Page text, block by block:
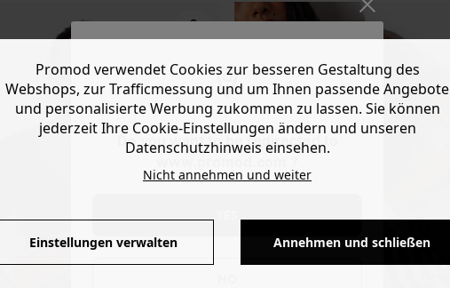
Do you want to be redirected to
Promod verwendet Cookies zur besseren Gestaltung des
Webshops, zur Trafficmessung und um Ihnen passende Angebote
und personalisierte Werbung zukommen zu lassen. Sie können
jederzeit Ihre Cookie-Einstellungen ändern und unseren
Datenschutzhinweis einsehen.
Nicht annehmen und weiter
Einstellungen verwalten Annehmen und schließen